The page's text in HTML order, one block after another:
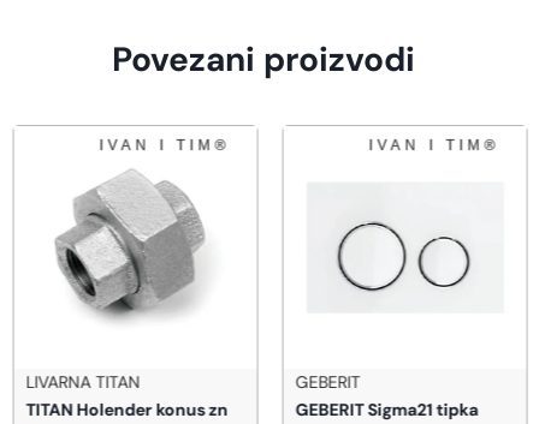
Povezani proizvodi
LIVARNA TITAN
TITAN Holender konus zn
GEBERIT
GEBERIT Sigma21 tipka